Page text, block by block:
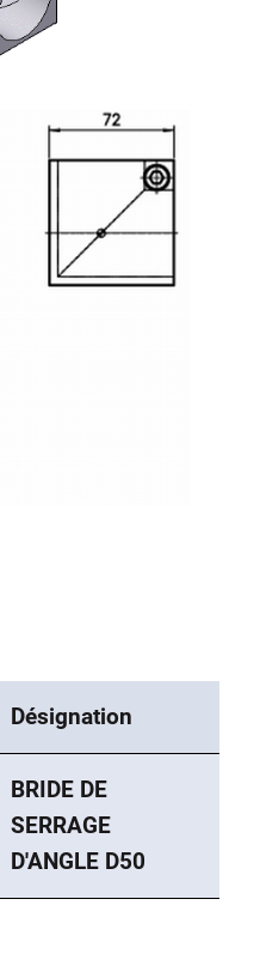
Désignation
BRIDE DE
SERRAGE
D'ANGLE D50